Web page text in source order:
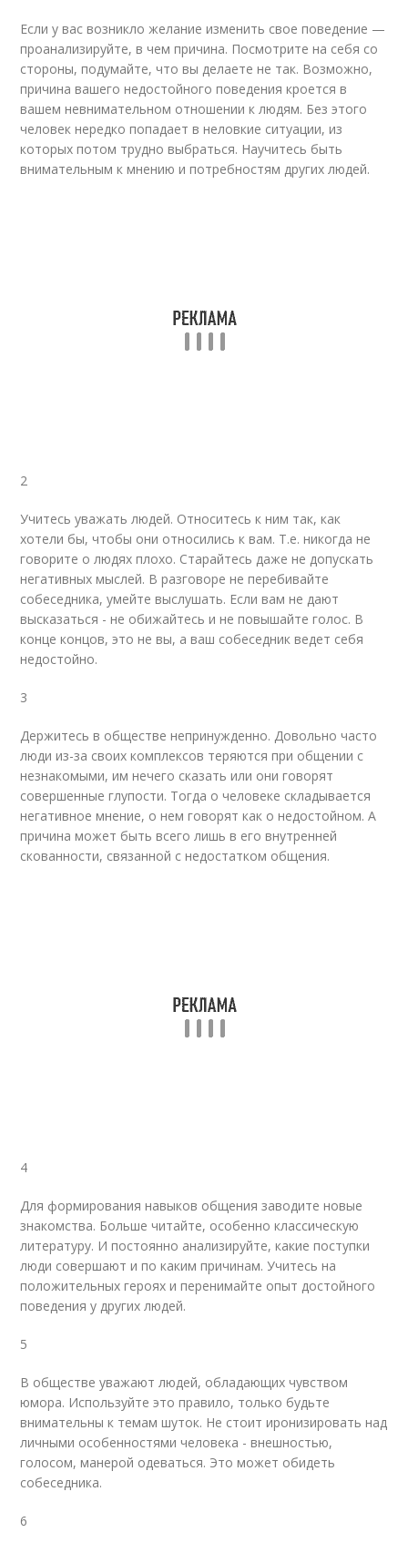
Если у вас возникло желание изменить свое поведение —
проанализируйте, в чем причина. Посмотрите на себя со
стороны, подумайте, что вы делаете не так. Возможно,
причина вашего недостойного поведения кроется в
вашем невнимательном отношении к людям. Без этого
человек нередко попадает в неловкие ситуации, из
которых потом трудно выбраться. Научитесь быть
внимательным к мнению и потребностям других людей.
2
Учитесь уважать людей. Относитесь к ним так, как
хотели бы, чтобы они относились к вам. Т.е. никогда не
говорите о людях плохо. Старайтесь даже не допускать
негативных мыслей. В разговоре не перебивайте
собеседника, умейте выслушать. Если вам не дают
высказаться - не обижайтесь и не повышайте голос. В
конце концов, это не вы, а ваш собеседник ведет себя
недостойно.
3
Держитесь в обществе непринужденно. Довольно часто
люди из-за своих комплексов теряются при общении с
незнакомыми, им нечего сказать или они говорят
совершенные глупости. Тогда о человеке складывается
негативное мнение, о нем говорят как о недостойном. А
причина может быть всего лишь в его внутренней
скованности, связанной с недостатком общения.
4
Для формирования навыков общения заводите новые
знакомства. Больше читайте, особенно классическую
литературу. И постоянно анализируйте, какие поступки
люди совершают и по каким причинам. Учитесь на
положительных героях и перенимайте опыт достойного
поведения у других людей.
5
В обществе уважают людей, обладающих чувством
юмора. Используйте это правило, только будьте
внимательны к темам шуток. Не стоит иронизировать над
личными особенностями человека - внешностью,
голосом, манерой одеваться. Это может обидеть
собеседника.
6